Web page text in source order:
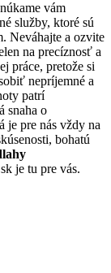
vám
služby, ktoré sú
Neváhajte a ozvite
na precíznosť a
práce, pretože si
nepríjemné a
patrí
snaha o
je pre nás vždy na
bohatú
je tu pre vás.